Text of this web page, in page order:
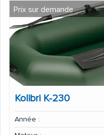
Kolibri K-230
Année :
Prix sur demande